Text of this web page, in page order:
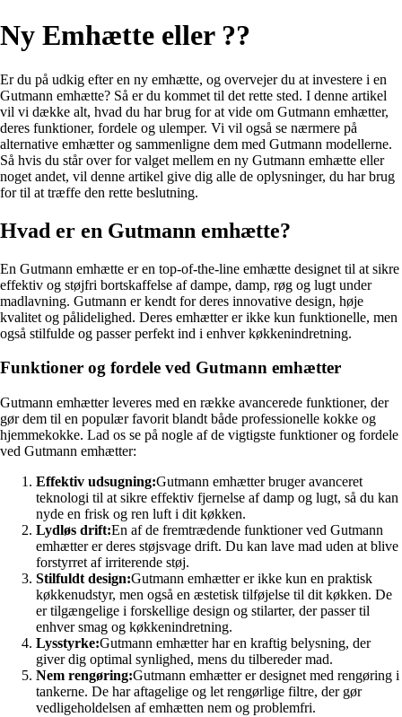
Ny Emhætte eller ??
Er du på udkig efter en ny emhætte, og overvejer du at investere i en
Gutmann emhætte? Så er du kommet til det rette sted. I denne artikel
vil vi dække alt, hvad du har brug for at vide om Gutmann emhætter,
deres funktioner, fordele og ulemper. Vi vil også se nærmere på
alternative emhætter og sammenligne dem med Gutmann modellerne.
Så hvis du står over for valget mellem en ny Gutmann emhætte eller
noget andet, vil denne artikel give dig alle de oplysninger, du har brug
for til at træffe den rette beslutning.
Hvad er en Gutmann emhætte?
En Gutmann emhætte er en top-of-the-line emhætte designet til at sikre
effektiv og støjfri bortskaffelse af dampe, damp, røg og lugt under
madlavning. Gutmann er kendt for deres innovative design, høje
kvalitet og pålidelighed. Deres emhætter er ikke kun funktionelle, men
også stilfulde og passer perfekt ind i enhver køkkenindretning.
Funktioner og fordele ved Gutmann emhætter
Gutmann emhætter leveres med en række avancerede funktioner, der
gør dem til en populær favorit blandt både professionelle kokke og
hjemmekokke. Lad os se på nogle af de vigtigste funktioner og fordele
ved Gutmann emhætter:
Effektiv udsugning:Gutmann emhætter bruger avanceret
teknologi til at sikre effektiv fjernelse af damp og lugt, så du kan
nyde en frisk og ren luft i dit køkken.
Lydløs drift:En af de fremtrædende funktioner ved Gutmann
emhætter er deres støjsvage drift. Du kan lave mad uden at blive
forstyrret af irriterende støj.
Stilfuldt design:Gutmann emhætter er ikke kun en praktisk
køkkenudstyr, men også en æstetisk tilføjelse til dit køkken. De
er tilgængelige i forskellige design og stilarter, der passer til
enhver smag og køkkenindretning.
Lysstyrke:Gutmann emhætter har en kraftig belysning, der
giver dig optimal synlighed, mens du tilbereder mad.
Nem rengøring:Gutmann emhætter er designet med rengøring i
tankerne. De har aftagelige og let rengørlige filtre, der gør
vedligeholdelsen af emhætten nem og problemfri.